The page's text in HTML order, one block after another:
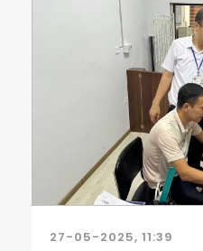
27-05-2025, 11:39